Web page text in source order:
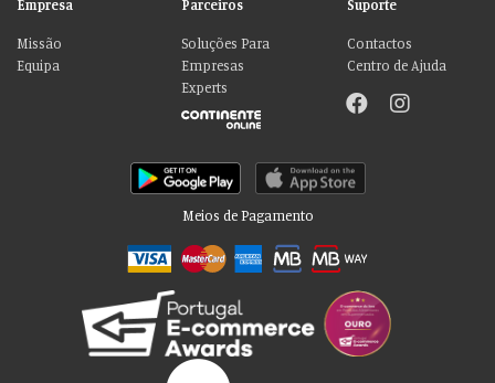
Empresa
Missão
Equipa
Parceiros
Soluções Para
Empresas
Experts
Suporte
Contactos
Centro de Ajuda
Meios de Pagamento